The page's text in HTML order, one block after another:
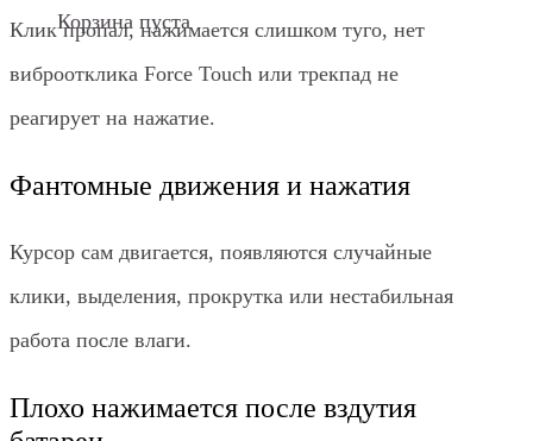
Корзина пуста
Клик пропал, нажимается слишком туго, нет
виброотклика Force Touch или трекпад не
реагирует на нажатие.
Фантомные движения и нажатия
Курсор сам двигается, появляются случайные
клики, выделения, прокрутка или нестабильная
работа после влаги.
Плохо нажимается после вздутия